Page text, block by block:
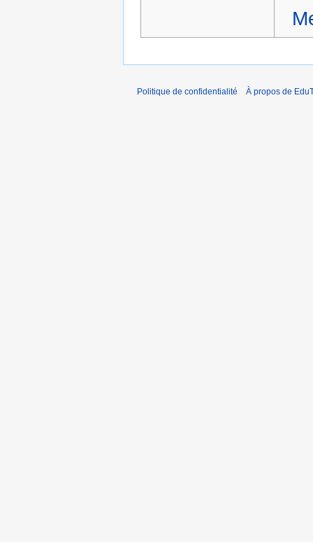
Politique de confidentialité À propos de